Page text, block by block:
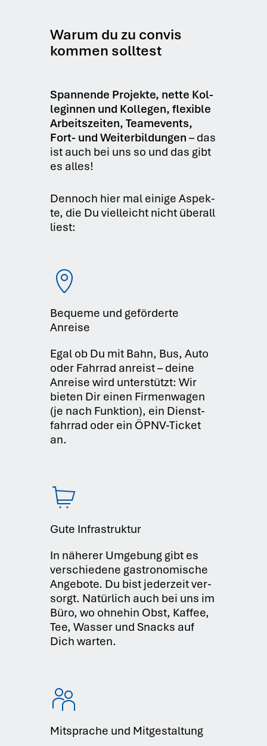
Warum du zu convis
kommen solltest
Span­nen­de Pro­jek­te, net­te Kol­
le­gin­nen und Kol­le­gen, fle­xi­ble
Arbeits­zei­ten, Team­e­vents,
Fort- und Wei­ter­bil­dun­gen – das
ist auch bei uns so und das gibt
es alles!
Den­noch hier mal eini­ge Aspek­
te, die Du viel­leicht nicht über­all
liest:
Bequeme und geförderte
Anreise
Egal ob Du mit Bahn, Bus, Auto
oder Fahr­rad anreist – dei­ne
Anrei­se wird unter­stützt: Wir
bie­ten Dir einen Fir­men­wa­gen
(je nach Funk­ti­on), ein Dienst­
fahr­rad oder ein ÖPNV-Ticket
an.
Gute Infrastruktur
In nähe­rer Umge­bung gibt es
ver­schie­de­ne gas­tro­no­mi­sche
Ange­bo­te. Du bist jeder­zeit ver­
sorgt. Natür­lich auch bei uns im
Büro, wo ohne­hin Obst, Kaf­fee,
Tee, Was­ser und Snacks auf
Dich war­ten.
Mitsprache und Mitgestaltung